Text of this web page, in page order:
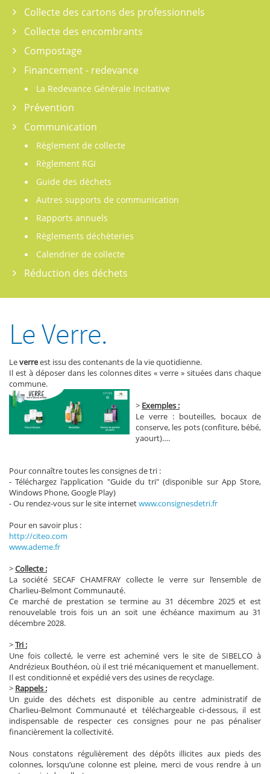
Collecte des cartons des professionnels
Collecte des encombrants
Compostage
Financement - redevance
La Redevance Générale Incitative
Prévention
Communication
Règlement de collecte
Règlement RGI
Guide des déchets
Autres supports de communication
Rapports annuels
Règlements déchèteries
Calendrier de collecte
Réduction des déchets
Le Verre.
Leverreest issu des contenants de la vie quotidienne.
Il est à déposer dans les colonnes dites « verre » situées dans chaque
commune.
> Exemples :
Le verre : bouteilles, bocaux de
conserve, les pots (confiture, bébé,
yaourt)….
Pour connaître toutes les consignes de tri :
- Téléchargez l'application "Guide du tri" (disponible sur App Store,
Windows Phone, Google Play)
- Ou rendez-vous sur le site internetwww.consignesdetri.fr
Pour en savoir plus :
http://citeo.com
www.ademe.fr
>Collecte :
La société SECAF CHAMFRAY collecte le verre sur l’ensemble de
Charlieu-Belmont Communauté.
Ce marché de prestation se termine au 31 décembre 2025 et est
renouvelable trois fois un an soit une échéance maximum au 31
décembre 2028.
>Tri :
Une fois collecté, le verre est acheminé vers le site de SIBELCO à
Andrézieux Bouthéon, où il est trié mécaniquement et manuellement.
Il est conditionné et expédié vers des usines de recyclage.
> Rappels :
Un guide des déchets est disponible au centre administratif de
Charlieu-Belmont Communauté et téléchargeable ci-dessous, il est
indispensable de respecter ces consignes pour ne pas pénaliser
financièrement la collectivité.
Nous constatons régulièrement des dépôts illicites aux pieds des
colonnes, lorsqu’une colonne est pleine, merci de vous rendre à un